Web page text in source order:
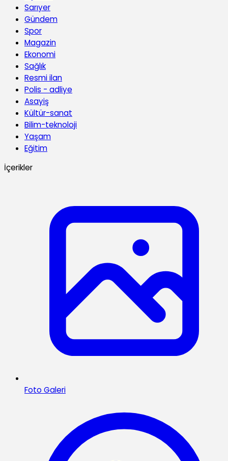
Sarıyer
Gündem
Spor
Magazin
Ekonomi
Sağlık
Resmi ilan
Polis - adliye
Asayiş
Kültür-sanat
Bilim-teknoloji
Yaşam
Eğitim
İçerikler
Foto Galeri